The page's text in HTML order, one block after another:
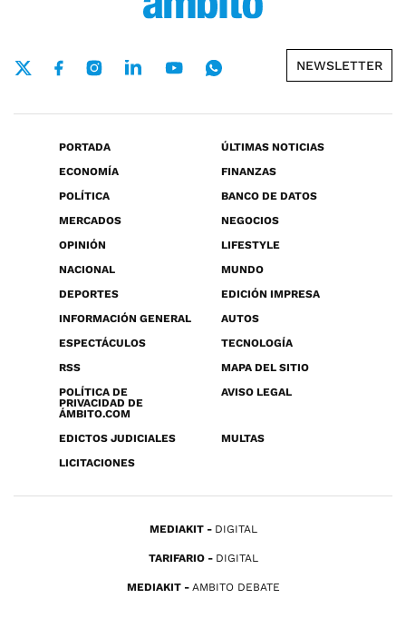
NEWSLETTER
PORTADA
ÚLTIMAS NOTICIAS
ECONOMÍA
FINANZAS
POLÍTICA
BANCO DE DATOS
MERCADOS
NEGOCIOS
OPINIÓN
LIFESTYLE
NACIONAL
MUNDO
DEPORTES
EDICIÓN IMPRESA
INFORMACIÓN GENERAL
AUTOS
ESPECTÁCULOS
TECNOLOGÍA
RSS
MAPA DEL SITIO
POLÍTICA DE
PRIVACIDAD DE
ÁMBITO.COM
AVISO LEGAL
EDICTOS JUDICIALES
MULTAS
LICITACIONES
MEDIAKIT DIGITAL
TARIFARIO DIGITAL
MEDIAKIT AMBITO DEBATE